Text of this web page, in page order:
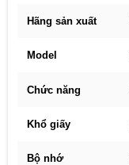
Hãng sản xuất
Model
Chức năng
Khổ giấy
Bộ nhớ